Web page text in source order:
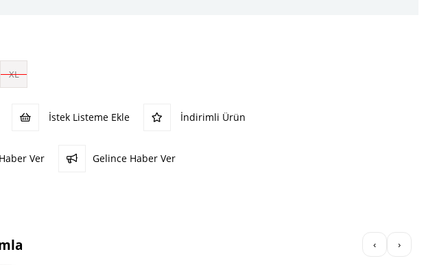
XL
İstek Listeme Ekle İndirimli Ürün
Ver Gelince Haber Ver
‹ ›